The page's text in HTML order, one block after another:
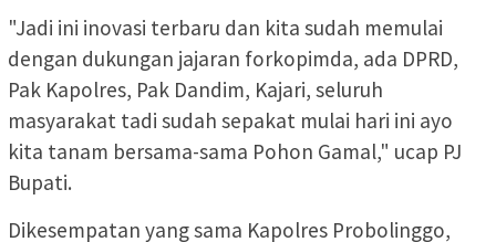
"Jadi ini inovasi terbaru dan kita sudah memulai
dengan dukungan jajaran forkopimda, ada DPRD,
Pak Kapolres, Pak Dandim, Kajari, seluruh
masyarakat tadi sudah sepakat mulai hari ini ayo
kita tanam bersama-sama Pohon Gamal," ucap PJ
Bupati.
Dikesempatan yang sama Kapolres Probolinggo,